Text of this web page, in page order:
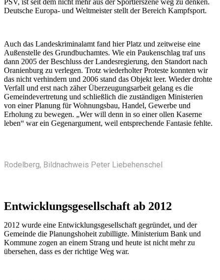
PSV, ist seit dem nicht mehr aus der Sportlerszene weg zu denken.
Deutsche Europa- und Weltmeister stellt der Bereich Kampfsport.
Auch das Landeskriminalamt fand hier Platz und zeitweise eine
Außenstelle des Grundbuchamtes. Wie ein Paukenschlag traf uns
dann 2005 der Beschluss der Landesregierung, den Standort nach
Oranienburg zu verlegen. Trotz wiederholter Proteste konnten wir
das nicht verhindern und 2006 stand das Objekt leer. Wieder drohte
Verfall und erst nach zäher Überzeugungsarbeit gelang es die
Gemeindevertretung und schließlich die zuständigen Ministerien
von einer Planung für Wohnungsbau, Handel, Gewerbe und
Erholung zu bewegen. „Wer will denn in so einer ollen Kaserne
leben“ war ein Gegenargument, weil entsprechende Fantasie fehlte.
Rodelberg, Bildnachweis Peter Liebehenschel
Entwicklungsgesellschaft ab 2012
2012 wurde eine Entwicklungsgesellschaft gegründet, und der
Gemeinde die Planungshoheit zubilligte. Ministerium Bank und
Kommune zogen an einem Strang und heute ist nicht mehr zu
übersehen, dass es der richtige Weg war.